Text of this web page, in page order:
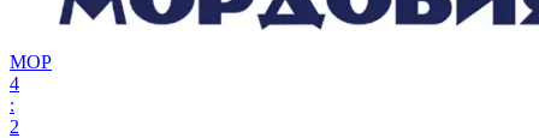
МОР
4
:
2